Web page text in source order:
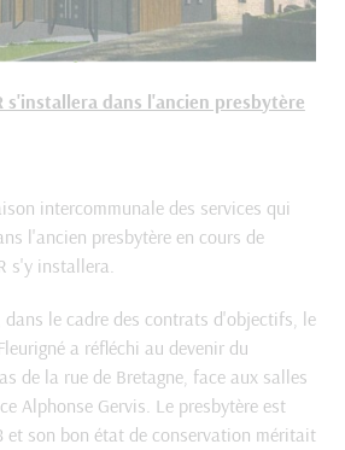
s'installera dans l'ancien presbytère
intercommunale des services qui
l'ancien presbytère en cours de
s'y installera.
dans le cadre des contrats d'objectifs, le
a réfléchi au devenir du
de la rue de Bretagne, face aux salles
Alphonse Gervis. Le presbytère est
et son bon état de conservation méritait